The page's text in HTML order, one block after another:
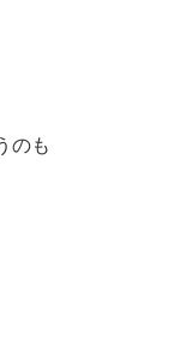
のも